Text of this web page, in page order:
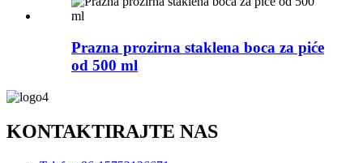
Prazna prozirna staklena boca za piće
od 500 ml
KONTAKTIRAJTE NAS